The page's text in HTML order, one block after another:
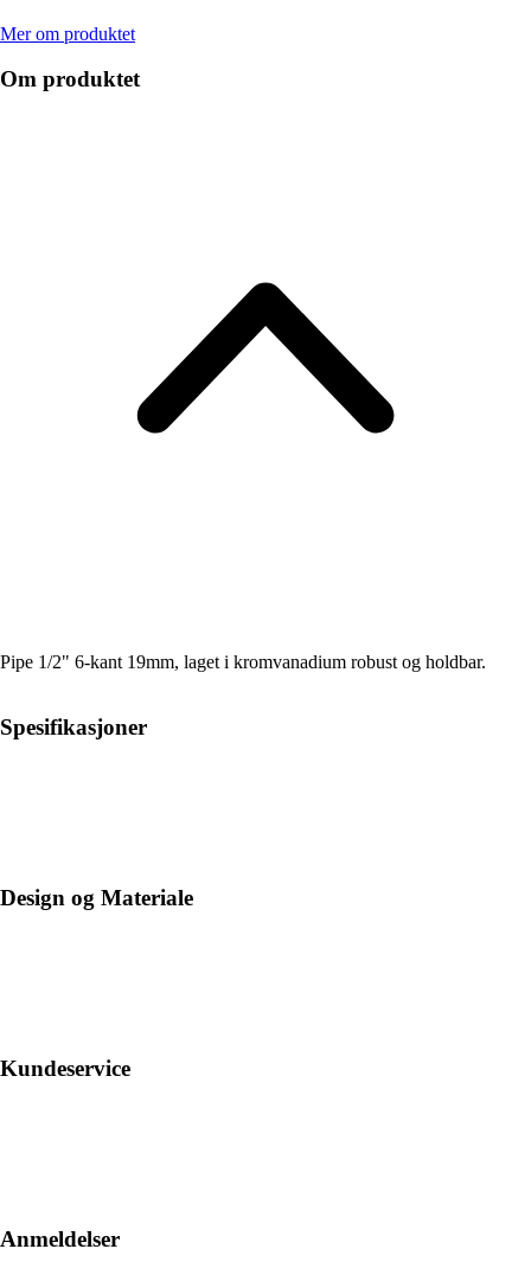
Mer om produktet
Om produktet
Pipe 1/2" 6-kant 19mm, laget i kromvanadium robust og holdbar.
Spesifikasjoner
Design og Materiale
Kundeservice
Anmeldelser